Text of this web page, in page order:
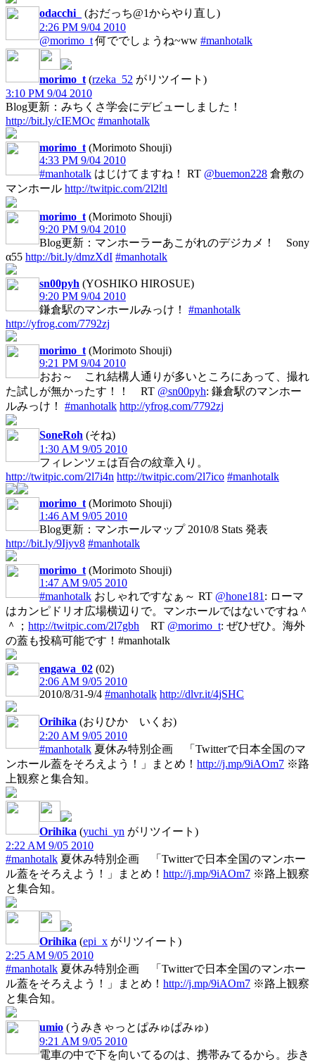
odacchi_
(おだっち@1からやり直し)
2:26 PM 9/04 2010
@morimo_t何ででしょうね~ww #manhotalk
morimo_t (rzeka_52 がリツイート)
3:10 PM 9/04 2010
Blog更新：みちくさ学会にデビューしました！
http://bit.ly/cIEMOc #manhotalk
morimo_t (Morimoto Shouji)
4:33 PM 9/04 2010
#manhotalk はじけてますね！ RT @buemon228 倉敷の
マンホール http://twitpic.com/2l2ltl
morimo_t (Morimoto Shouji)
9:20 PM 9/04 2010
Blog更新：マンホーラーあこがれのデジカメ！ Sony
α55 http://bit.ly/dmzXdI #manhotalk
sn00pyh (YOSHIKO HIROSUE)
9:20 PM 9/04 2010
鎌倉駅のマンホールみっけ！ #manhotalk
http://yfrog.com/7792zj
morimo_t (Morimoto Shouji)
9:21 PM 9/04 2010
おお～ これ結構人通りが多いところにあって、撮れ
た試しが無かったす！！ RT @sn00pyh: 鎌倉駅のマンホー
ルみっけ！ #manhotalk http://yfrog.com/7792zj
SoneRoh (そね)
1:30 AM 9/05 2010
フィレンツェは百合の紋章入り。
http://twitpic.com/2l7i4n http://twitpic.com/2l7ico #manhotalk
morimo_t (Morimoto Shouji)
1:46 AM 9/05 2010
Blog更新：マンホールマップ 2010/8 Stats 発表
http://bit.ly/9Ijyv8 #manhotalk
morimo_t (Morimoto Shouji)
1:47 AM 9/05 2010
#manhotalk おしゃれですなぁ～ RT @hone181 : ローマ
はカンピドリオ広場横辺りで。マンホールではないですね＾
＾； http://twitpic.com/2l7gbh RT @morimo_t: ぜひぜひ。海外
の蓋も投稿可能です！#manhotalk
engawa_02 (02)
2:06 AM 9/05 2010
2010/8/31-9/4 #manhotalk http://dlvr.it/4jSHC
Orihika (おりひか いくお)
2:20 AM 9/05 2010
#manhotalk 夏休み特別企画 「Twitterで日本全国のマ
ンホール蓋をそろえよう！」まとめ！ http://j.mp/9iAOm7 ※路
上観察と集合知。
Orihika (yuchi_yn がリツイート)
2:22 AM 9/05 2010
#manhotalk 夏休み特別企画 「Twitterで日本全国のマンホー
ル蓋をそろえよう！」まとめ！ http://j.mp/9iAOm7 ※路上観察
と集合知。
Orihika (epi_x がリツイート)
2:25 AM 9/05 2010
#manhotalk 夏休み特別企画 「Twitterで日本全国のマンホー
ル蓋をそろえよう！」まとめ！ http://j.mp/9iAOm7 ※路上観察
と集合知。
umio (うみきゃっとぱみゅぱみゅ)
9:21 AM 9/05 2010
電車の中で下を向いてるのは、携帯みてるから。歩き